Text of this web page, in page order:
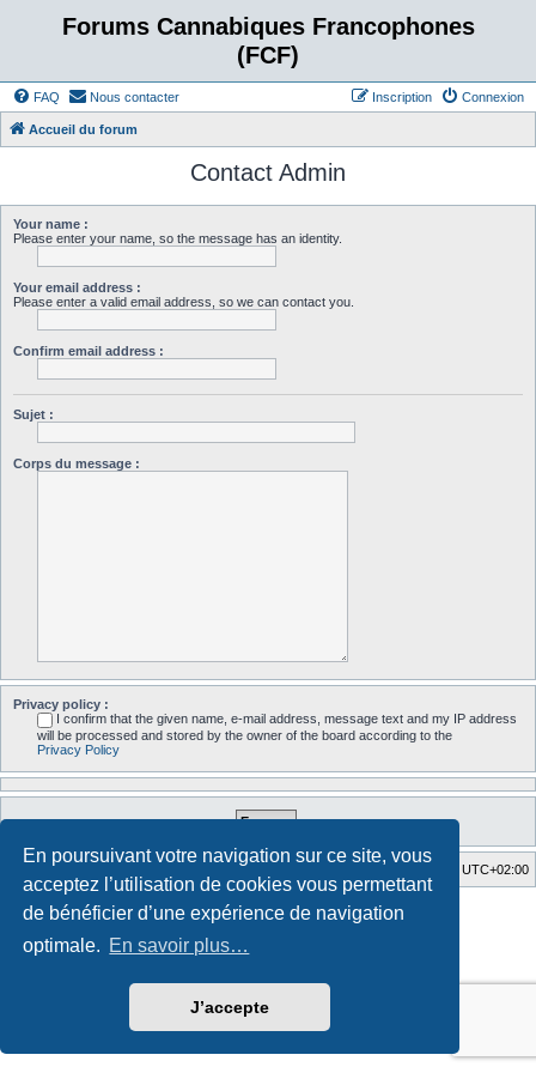
En poursuivant votre navigation sur ce site, vous
acceptez l’utilisation de cookies vous permettant
de bénéficier d’une expérience de navigation
optimale. En savoir plus…
J’accepte
Forums Cannabiques Francophones
(FCF)
FAQ Nous contacter Connexion
Inscription
Accueil du forum
Contact Admin
Your name :
Please enter your name, so the message has an identity.
Your email address :
Please enter a valid email address, so we can contact you.
Confirm email address :
Sujet :
Corps du message :
Privacy policy :
I confirm that the given name, e-mail address, message text and my IP address
will be processed and stored by the owner of the board according to the
Privacy Policy
Accueil du forum Fuseau horaire sur UTC+02:00
Style developed by Zuma Portal
, Turaiel,
Développé parphpBB® Forum Software © phpBB Limited
Traduction française officielle